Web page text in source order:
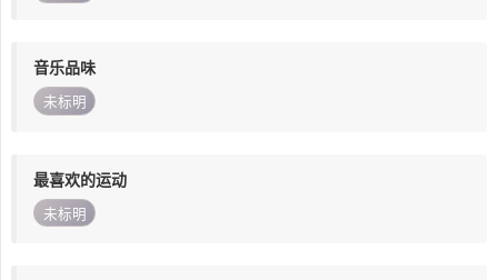
音乐品味
未标明
最喜欢的运动
未标明